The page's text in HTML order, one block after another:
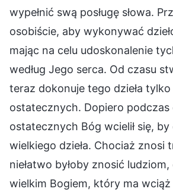
wypełnić swą posługę słowa.
osobiście, aby wykonywać
mając na celu udoskonalenie
według Jego serca. Od czasu
teraz dokonuje tego dzieła
ostatecznych. Dopiero podczas
ostatecznych Bóg wcielił się,
wielkiego dzieła. Chociaż znosi
niełatwo byłoby znosić
wielkim Bogiem, który ma